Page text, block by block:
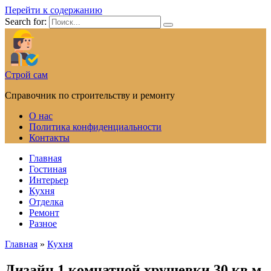
Перейти к содержанию
Search for:
Строй сам
Справочник по строительству и ремонту
О нас
Политика конфиденциальности
Контакты
Главная
Гостиная
Интерьер
Кухня
Отделка
Ремонт
Разное
Главная » Кухня